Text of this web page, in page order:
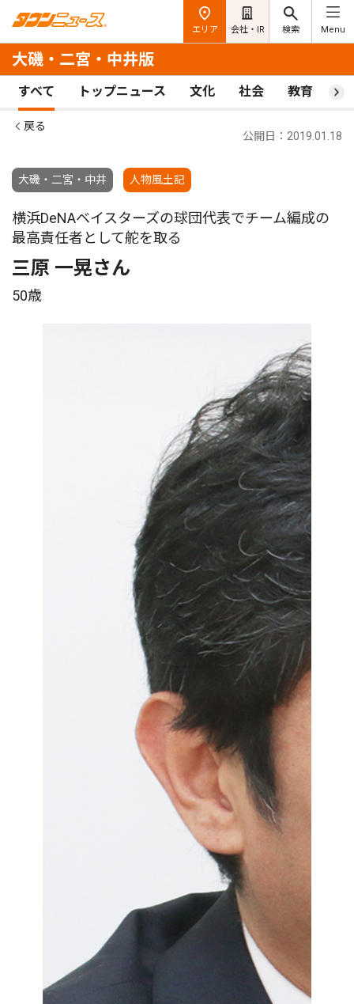
エリア 会社・IR 検索 Menu
大磯・二宮・中井版
すべて トップニュース 文化 社会 教育 ス
戻る
大磯・二宮・中井 人物風土記
公開日：2019.01.18
横浜DeNAベイスターズの球団代表でチーム編成の
最高責任者として舵を取る
三原 一晃さん
50歳